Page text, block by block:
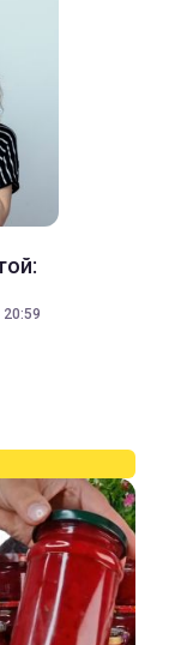
20:59